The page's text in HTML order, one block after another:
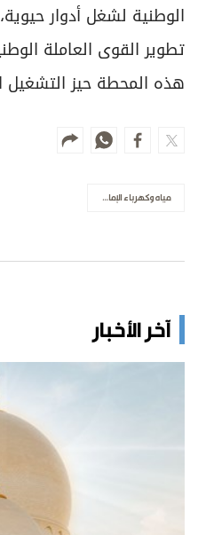
الوطنية لشغل أدوار
تطوير القوى العاملة
هذه المحطة حيز التشغيل
مياه وكهرباء الإمارات
آخر الأخبار